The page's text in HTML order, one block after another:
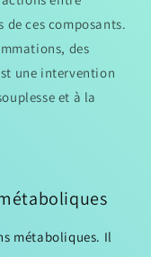
ces composants.
des
une intervention
et à la
métaboliques. Il